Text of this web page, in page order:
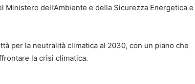
Ministero dell’Ambiente e della Sicurezza Energetica e
per la neutralità climatica al 2030, con un piano che
la crisi climatica.